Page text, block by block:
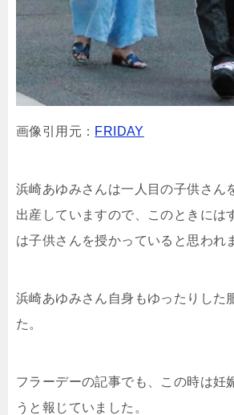
画像引用元： FRIDAY
浜崎あゆみさんは一人目の子供さん
出産していますので、このときには
は子供さんを授かっていると思われ
浜崎あゆみさん自身もゆったりした
た。
フラーデーの記事でも、この時は妊
うと報じていました。